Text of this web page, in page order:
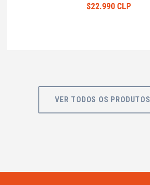
$22.990 CLP
VER TODOS OS PRODUTOS